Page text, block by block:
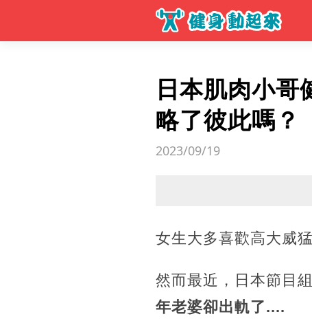
日本肌肉小
略了彼此嗎？
2023/09/19
女生大多喜歡高大威
然而最近，日本節目
年老婆卻出軌了....